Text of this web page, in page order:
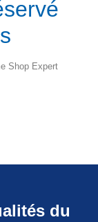
Shop Expert
du